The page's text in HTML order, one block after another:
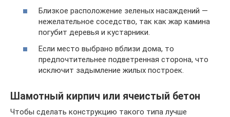
Близкое расположение зеленых насаждений —
нежелательное соседство, так как жар камина
погубит деревья и кустарники.
Если место выбрано вблизи дома, то
предпочтительнее подветренная сторона, что
исключит задымление жилых построек.
Шамотный кирпич или ячеистый бетон
Чтобы сделать конструкцию такого типа лучше